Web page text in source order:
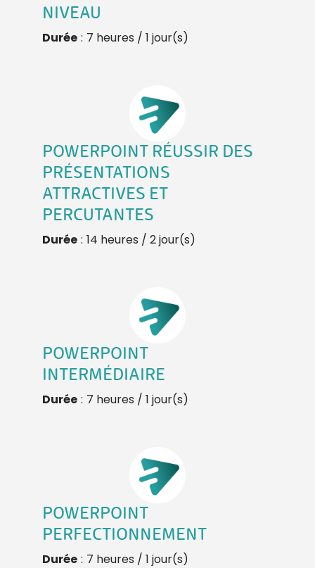
NIVEAU
Durée : 7 heures / 1 jour(s)
POWERPOINT RÉUSSIR DES
PRÉSENTATIONS
ATTRACTIVES ET
PERCUTANTES
Durée : 14 heures / 2 jour(s)
POWERPOINT
INTERMÉDIAIRE
Durée : 7 heures / 1 jour(s)
POWERPOINT
PERFECTIONNEMENT
Durée : 7 heures / 1 jour(s)